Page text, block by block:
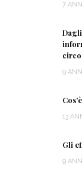
7
9
13
Gli
9